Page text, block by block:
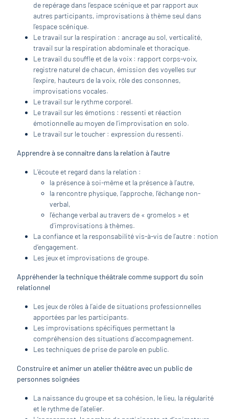
de repérage dans l’espace scénique et par rapport aux
autres participants, improvisations à thème seul dans
l’espace scénique.
Le travail sur la respiration : ancrage au sol, verticalité,
travail sur la respiration abdominale et thoracique.
Le travail du souffle et de la voix : rapport corps-voix,
registre naturel de chacun, émission des voyelles sur
l’expire, hauteurs de la voix, rôle des consonnes,
improvisations vocales.
Le travail sur le rythme corporel.
Le travail sur les émotions : ressenti et réaction
émotionnelle au moyen de l’improvisation en solo.
Le travail sur le toucher : expression du ressenti.
Apprendre à se connaître dans la relation à l’autre
L’écoute et regard dans la relation :
la présence à soi-même et la présence à l’autre,
la rencontre physique, l’approche, l’échange non-
verbal,
l’échange verbal au travers de « gromelos » et
d’improvisations à thèmes.
La confiance et la responsabilité vis-à-vis de l’autre : notion
d’engagement.
Les jeux et improvisations de groupe.
Appréhender la technique théâtrale comme support du soin
relationnel
Les jeux de rôles à l’aide de situations professionnelles
apportées par les participants.
Les improvisations spécifiques permettant la
compréhension des situations d’accompagnement.
Les techniques de prise de parole en public.
Construire et animer un atelier théâtre avec un public de
personnes soignées
La naissance du groupe et sa cohésion, le lieu, la régularité
et le rythme de l’atelier.